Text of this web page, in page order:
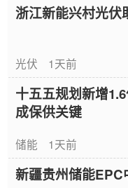
浙江新能兴村光伏
光伏 1天前
十五五规划新增
成保供关键
储能 1天前
新疆贵州储能